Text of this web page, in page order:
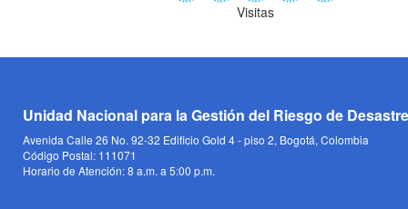
Visitas
Unidad Nacional para la Gestión del Riesgo de
Avenida Calle 26 No. 92-32 Edificio Gold 4 - piso 2, Bogotá, Colombia
Código Postal: 111071
Horario de Atención: 8 a.m. a 5:00 p.m.